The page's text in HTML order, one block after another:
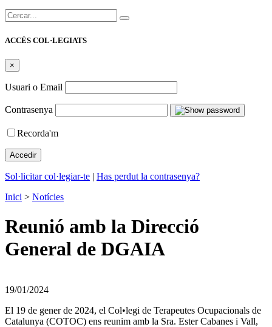
Cercar:
ACCÉS COL·LEGIATS
×
Usuari o Email
Contrasenya
Recorda'm
Sol·licitar col·legiar-te | Has perdut la contrasenya?
Inici > Notícies
Reunió amb la Direcció
General de DGAIA
19/01/2024
El 19 de gener de 2024, el Col•legi de Terapeutes Ocupacionals de
Catalunya (COTOC) ens reunim amb la Sra. Ester Cabanes i Vall,